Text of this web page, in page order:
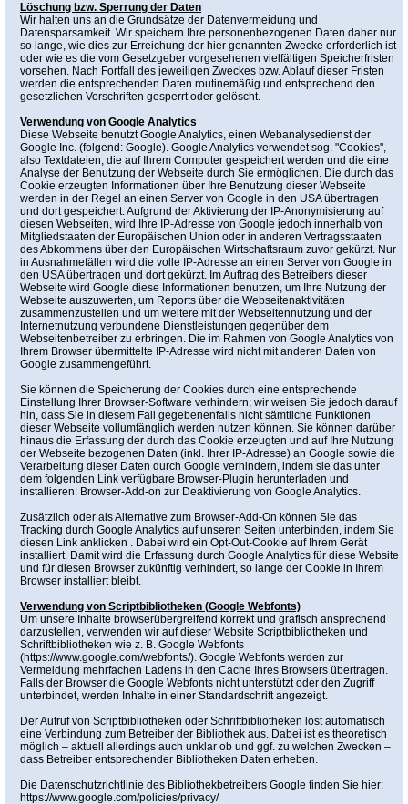
Löschung bzw. Sperrung der Daten
Wir halten uns an die Grundsätze der Datenvermeidung und
Datensparsamkeit. Wir speichern Ihre personenbezogenen Daten daher nur
so lange, wie dies zur Erreichung der hier genannten Zwecke erforderlich ist
oder wie es die vom Gesetzgeber vorgesehenen vielfältigen Speicherfristen
vorsehen. Nach Fortfall des jeweiligen Zweckes bzw. Ablauf dieser Fristen
werden die entsprechenden Daten routinemäßig und entsprechend den
gesetzlichen Vorschriften gesperrt oder gelöscht.
Verwendung von Google Analytics
Diese Webseite benutzt Google Analytics, einen Webanalysedienst der
Google Inc. (folgend: Google). Google Analytics verwendet sog. "Cookies",
also Textdateien, die auf Ihrem Computer gespeichert werden und die eine
Analyse der Benutzung der Webseite durch Sie ermöglichen. Die durch das
Cookie erzeugten Informationen über Ihre Benutzung dieser Webseite
werden in der Regel an einen Server von Google in den USA übertragen
und dort gespeichert. Aufgrund der Aktivierung der IP-Anonymisierung auf
diesen Webseiten, wird Ihre IP-Adresse von Google jedoch innerhalb von
Mitgliedstaaten der Europäischen Union oder in anderen Vertragsstaaten
des Abkommens über den Europäischen Wirtschaftsraum zuvor gekürzt. Nur
in Ausnahmefällen wird die volle IP-Adresse an einen Server von Google in
den USA übertragen und dort gekürzt. Im Auftrag des Betreibers dieser
Webseite wird Google diese Informationen benutzen, um Ihre Nutzung der
Webseite auszuwerten, um Reports über die Webseitenaktivitäten
zusammenzustellen und um weitere mit der Webseitennutzung und der
Internetnutzung verbundene Dienstleistungen gegenüber dem
Webseitenbetreiber zu erbringen. Die im Rahmen von Google Analytics von
Ihrem Browser übermittelte IP-Adresse wird nicht mit anderen Daten von
Google zusammengeführt.
Sie können die Speicherung der Cookies durch eine entsprechende
Einstellung Ihrer Browser-Software verhindern; wir weisen Sie jedoch darauf
hin, dass Sie in diesem Fall gegebenenfalls nicht sämtliche Funktionen
dieser Webseite vollumfänglich werden nutzen können. Sie können darüber
hinaus die Erfassung der durch das Cookie erzeugten und auf Ihre Nutzung
der Webseite bezogenen Daten (inkl. Ihrer IP-Adresse) an Google sowie die
Verarbeitung dieser Daten durch Google verhindern, indem sie das unter
dem folgenden Link verfügbare Browser-Plugin herunterladen und
installieren: Browser-Add-on zur Deaktivierung von Google Analytics.
Zusätzlich oder als Alternative zum Browser-Add-On können Sie das
Tracking durch Google Analytics auf unseren Seiten unterbinden, indem Sie
diesen Link anklicken . Dabei wird ein Opt-Out-Cookie auf Ihrem Gerät
installiert. Damit wird die Erfassung durch Google Analytics für diese Website
und für diesen Browser zukünftig verhindert, so lange der Cookie in Ihrem
Browser installiert bleibt.
Verwendung von Scriptbibliotheken (Google Webfonts)
Um unsere Inhalte browserübergreifend korrekt und grafisch ansprechend
darzustellen, verwenden wir auf dieser Website Scriptbibliotheken und
Schriftbibliotheken wie z. B. Google Webfonts
(https://www.google.com/webfonts/). Google Webfonts werden zur
Vermeidung mehrfachen Ladens in den Cache Ihres Browsers übertragen.
Falls der Browser die Google Webfonts nicht unterstützt oder den Zugriff
unterbindet, werden Inhalte in einer Standardschrift angezeigt.
Der Aufruf von Scriptbibliotheken oder Schriftbibliotheken löst automatisch
eine Verbindung zum Betreiber der Bibliothek aus. Dabei ist es theoretisch
möglich – aktuell allerdings auch unklar ob und ggf. zu welchen Zwecken –
dass Betreiber entsprechender Bibliotheken Daten erheben.
Die Datenschutzrichtlinie des Bibliothekbetreibers Google finden Sie hier:
https://www.google.com/policies/privacy/